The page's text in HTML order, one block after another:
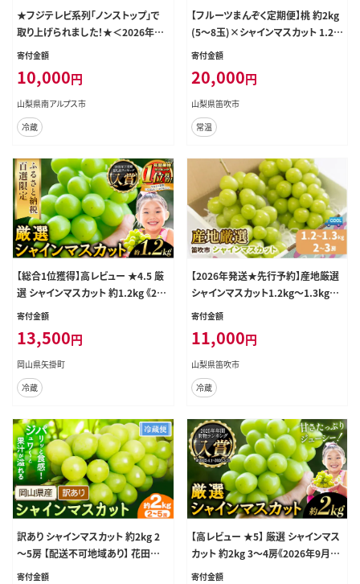
★フジテレビ系列「ノンストップ」で
取り上げられました！★＜2026年発
送先行予約＞南アルプス市産シャイ
ール便発送 ALPAG007
寄付金額
10,000円
山梨県南アルプス市
冷蔵
【フルーツまんぞく定期便】桃 約2kg
(5～8玉)×シャインマスカット 1.2k
g以上(2～3房) 126-025
寄付金額
20,000円
山梨県笛吹市
常温
【総合1位獲得】高レビュー ★4.5 厳
選 シャインマスカット 約1.2kg 《202
6年9月上旬-11月中旬頃に出荷予定
どう シャインマスカット ブドウ フル
ーツ 大粒 ランキング 1位 厳選 シャ
インマスカット 先行予約 岡山県産
シャインマスカット 訳あり シャインマ
マスカット シャインマスカット シャイ
ンマスカット シャインマスカット シャ
インマスカット ---ofn_cwsmx_ae9
11_26_13500_h2---
寄付金額
13,500円
岡山県矢掛町
冷蔵
【2026年発送★先行予約】産地厳選
シャインマスカット1.2kg～1.3kg（2
房～3房）※沖縄・離島配送不可※ 1
寄付金額
11,000円
山梨県笛吹市
冷蔵
訳あり シャインマスカット 約2kg 2
～5房 【配送不可地域あり】 花田青
果株式会社《2026年9月上旬-10月
寄付金額
【高レビュー ★5】 厳選 シャインマス
カット 約2kg 3～4房《2026年9月上
旬-11月中旬に出荷予定(土日祝除
寄付金額